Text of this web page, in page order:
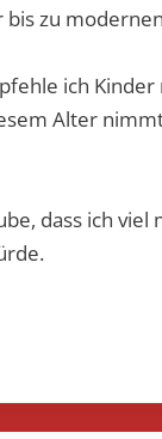
zu
ich
Alter
dass ich